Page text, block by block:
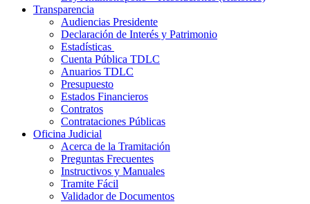
Transparencia
Audiencias Presidente
Declaración de Interés y Patrimonio
Estadísticas
Cuenta Pública TDLC
Anuarios TDLC
Presupuesto
Estados Financieros
Contratos
Contrataciones Públicas
Oficina Judicial
Acerca de la Tramitación
Preguntas Frecuentes
Instructivos y Manuales
Tramite Fácil
Validador de Documentos